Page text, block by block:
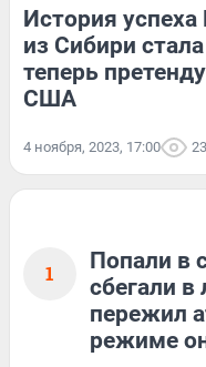
История
из Сибири
теперь
США
4 ноября, 2023, 17:00
1
Попали в
сбегали в
пережил
режиме